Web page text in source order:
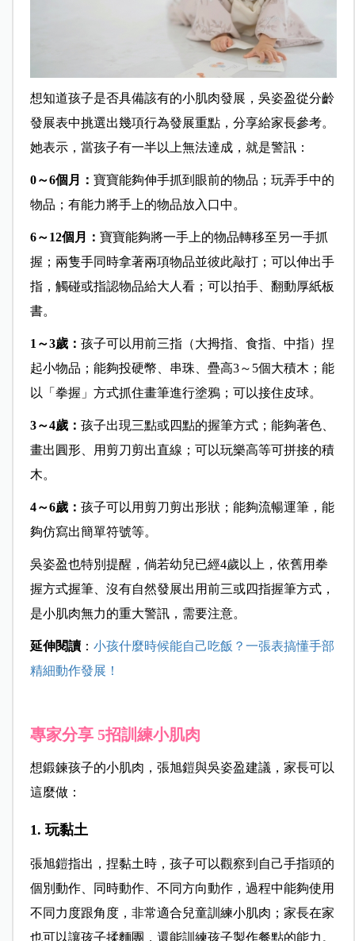
想知道孩子是否具備該有的小肌肉發展，吳姿盈從分齡
發展表中挑選出幾項行為發展重點，分享給家長參考。
她表示，當孩子有一半以上無法達成，就是警訊：
0～6個月： 寶寶能夠伸手抓到眼前的物品；玩弄手中的
物品；有能力將手上的物品放入口中。
6～12個月： 寶寶能夠將一手上的物品轉移至另一手抓
握；兩隻手同時拿著兩項物品並彼此敲打；可以伸出手
指，觸碰或指認物品給大人看；可以拍手、翻動厚紙板
書。
1～3歲： 孩子可以用前三指（大拇指、食指、中指）捏
起小物品；能夠投硬幣、串珠、疊高3～5個大積木；能
以「拳握」方式抓住畫筆進行塗鴉；可以接住皮球。
3～4歲： 孩子出現三點或四點的握筆方式；能夠著色、
畫出圓形、用剪刀剪出直線；可以玩樂高等可拼接的積
木。
4～6歲： 孩子可以用剪刀剪出形狀；能夠流暢運筆，能
夠仿寫出簡單符號等。
吳姿盈也特別提醒，倘若幼兒已經4歲以上，依舊用拳
握方式握筆、沒有自然發展出用前三或四指握筆方式，
是小肌肉無力的重大警訊，需要注意。
延伸閱讀： 小孩什麼時候能自己吃飯？一張表搞懂手部
精細動作發展！
專家分享 5招訓練小肌肉
想鍛鍊孩子的小肌肉，張旭鎧與吳姿盈建議，家長可以
這麼做：
1. 玩黏土
張旭鎧指出，捏黏土時，孩子可以觀察到自己手指頭的
個別動作、同時動作、不同方向動作，過程中能夠使用
不同力度跟角度，非常適合兒童訓練小肌肉；家長在家
也可以讓孩子揉麵團，還能訓練孩子製作餐點的能力。